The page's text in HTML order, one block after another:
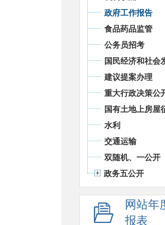
政府工作报告
食品药品监管
公务员招考
建议提案办理
重大行政决策公
国有土地上房屋
水利
交通运输
双随机、一公开
政务五公开
网站年
报表